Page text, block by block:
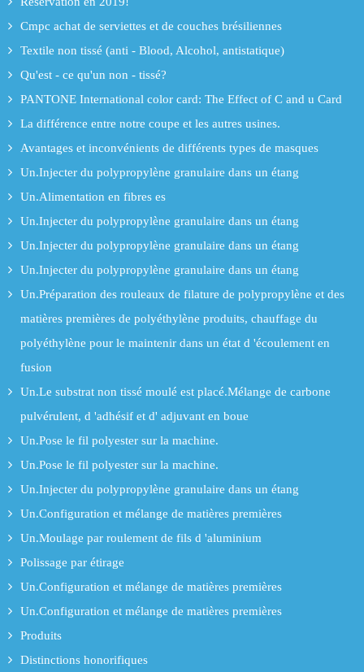
Cmpc achat de serviettes et de couches brésiliennes
Textile non tissé (anti - Blood, Alcohol, antistatique)
Qu'est - ce qu'un non - tissé?
PANTONE International color card: The Effect of C and u Card
La différence entre notre coupe et les autres usines.
Avantages et inconvénients de différents types de masques
Un.Injecter du polypropylène granulaire dans un étang
Un.Alimentation en fibres es
Un.Injecter du polypropylène granulaire dans un étang
Un.Injecter du polypropylène granulaire dans un étang
Un.Injecter du polypropylène granulaire dans un étang
Un.Préparation des rouleaux de filature de polypropylène et des
matières premières de polyéthylène produits, chauffage du
polyéthylène pour le maintenir dans un état d 'écoulement en
fusion
Un.Le substrat non tissé moulé est placé.Mélange de carbone
pulvérulent, d 'adhésif et d' adjuvant en boue
Un.Pose le fil polyester sur la machine.
Un.Pose le fil polyester sur la machine.
Un.Injecter du polypropylène granulaire dans un étang
Un.Configuration et mélange de matières premières
Un.Moulage par roulement de fils d 'aluminium
Polissage par étirage
Un.Configuration et mélange de matières premières
Un.Configuration et mélange de matières premières
Produits
Distinctions honorifiques